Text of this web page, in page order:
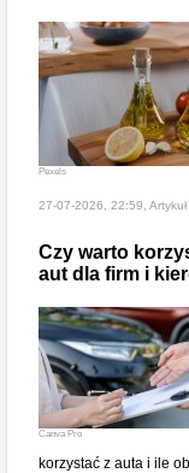
Pexels
27-07-2026, 22:59, Artykuł
Czy warto
aut dla firm i
Canva Pro
korzystać z auta i ile